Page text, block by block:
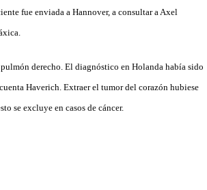
fue enviada a Hannover, a consultar a Axel
derecho. El diagnóstico en Holanda había sido
Haverich. Extraer el tumor del corazón hubiese
se excluye en casos de cáncer.